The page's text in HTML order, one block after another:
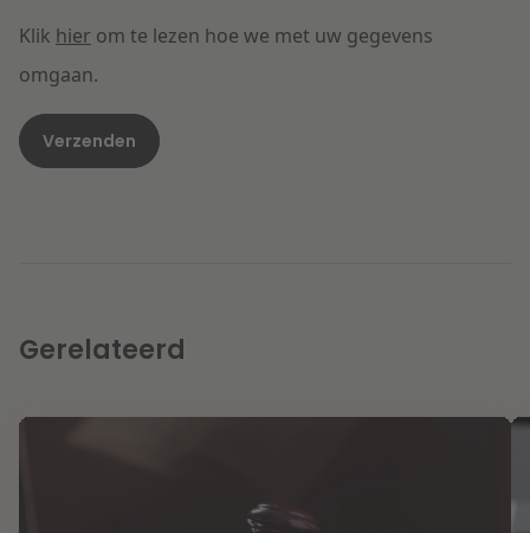
Klik hier om te lezen hoe we met uw gegevens
omgaan.
Gerelateerd